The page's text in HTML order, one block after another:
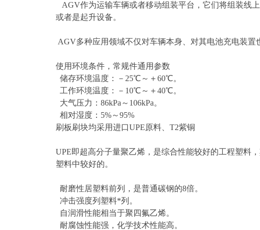
AGV作为运输车辆或者移动组装平台，它们将组装线
或者是起升设备。
AGV多种应用领域不仅对车辆本身、对其电池充电装置
使用环境条件，常规件通用参数
储存环境温度：－25℃～＋60℃。
工作环境温度：－10℃～＋40℃。
大气压力：86kPa～106kPa。
相对湿度：5%～95%
刷板刷块均采用进口UPE原料、T2紫铜
UPE即超高分子量聚乙烯，是综合性能较好的工程塑料
塑料中较好的。
耐磨性居塑料前列，是普通碳钢的8倍。
冲击强度列塑料*列。
自润滑性能相当于聚四氟乙烯。
耐腐蚀性能强，化学技术性能高。